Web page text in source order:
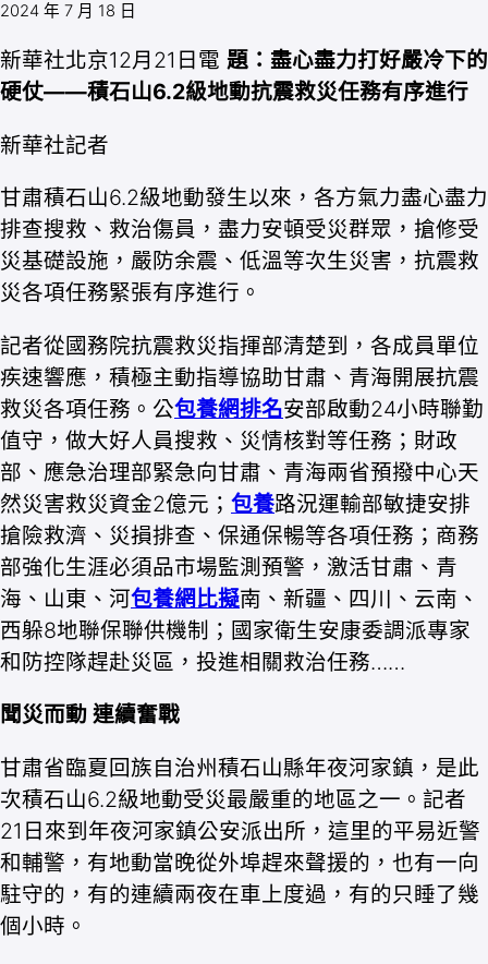
2024 年 7 月 18 日
新華社北京12月21日電 題：盡心盡力打好嚴冷下的
硬仗——積石山6.2級地動抗震救災任務有序進行
新華社記者
甘肅積石山6.2級地動發生以來，各方氣力盡心盡力
排查搜救、救治傷員，盡力安頓受災群眾，搶修受
災基礎設施，嚴防余震、低溫等次生災害，抗震救
災各項任務緊張有序進行。
記者從國務院抗震救災指揮部清楚到，各成員單位
疾速響應，積極主動指導協助甘肅、青海開展抗震
救災各項任務。公包養網排名安部啟動24小時聯勤
值守，做大好人員搜救、災情核對等任務；財政
部、應急治理部緊急向甘肅、青海兩省預撥中心天
然災害救災資金2億元； 包養路況運輸部敏捷安排
搶險救濟、災損排查、保通保暢等各項任務；商務
部強化生涯必須品市場監測預警，激活甘肅、青
海、山東、河包養網比擬南、新疆、四川、云南、
西躲8地聯保聯供機制；國家衛生安康委調派專家
和防控隊趕赴災區，投進相關救治任務……
聞災而動 連續奮戰
甘肅省臨夏回族自治州積石山縣年夜河家鎮，是此
次積石山6.2級地動受災最嚴重的地區之一。記者
21日來到年夜河家鎮公安派出所，這里的平易近警
和輔警，有地動當晚從外埠趕來聲援的，也有一向
駐守的，有的連續兩夜在車上度過，有的只睡了幾
個小時。